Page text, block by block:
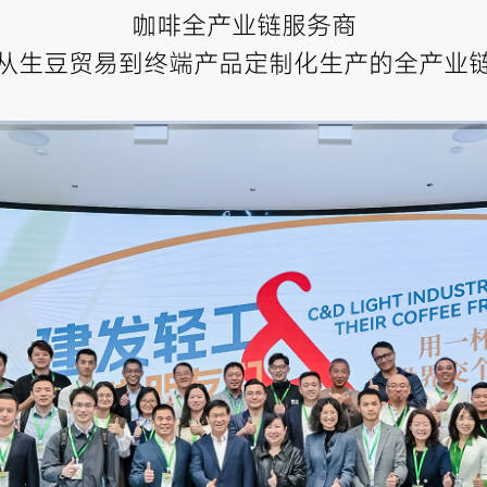
咖啡全产业链服务商
生豆贸易到终端产品定制化生产的全产业